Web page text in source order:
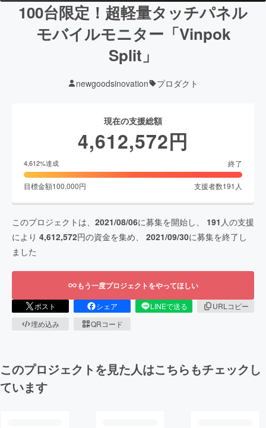
100台限定！超軽量タッチパネル
モバイルモニター「Vinpok
Split」
newgoodsinovation プロダクト
現在の支援総額
4,612,572円
4,612%達成 終了
目標金額100,000円 支援者数191 人
このプロジェクトは、 2021/08/06に募集を開始し、 191 人の支援
により 4,612,572円の資金を集め、 2021/09/30に募集を終了し
ました
もう一度プロジェクトをやってほしい
ポスト シェア LINEで送る
URLコピー
埋め込み
QRコード
このプロジェクトを見た人はこちらもチェックし
ています